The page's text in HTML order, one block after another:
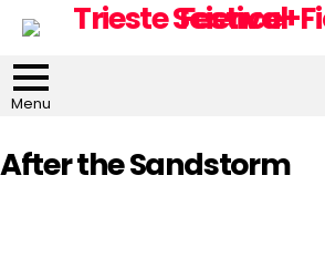
Menu
After the Sandstorm